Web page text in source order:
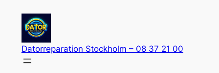
innehåll
Datorreparation Stockholm – 08 37 21 00